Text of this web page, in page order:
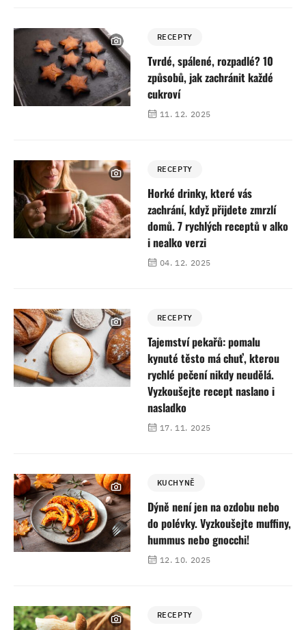
RECEPTY
Tvrdé, spálené, rozpadlé? 10
způsobů, jak zachránit každé
cukroví
11. 12. 2025
RECEPTY
Horké drinky, které vás
zachrání, když přijdete zmrzlí
domů. 7 rychlých receptů v alko
i nealko verzi
04. 12. 2025
RECEPTY
Tajemství pekařů: pomalu
kynuté těsto má chuť, kterou
rychlé pečení nikdy neudělá.
Vyzkoušejte recept naslano i
nasladko
17. 11. 2025
KUCHYNĚ
Dýně není jen na ozdobu nebo
do polévky. Vyzkoušejte muffiny,
hummus nebo gnocchi!
12. 10. 2025
RECEPTY